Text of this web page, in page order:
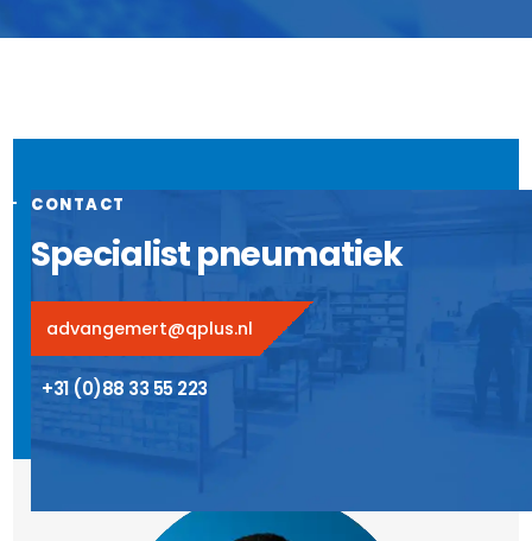
CONTACT
Specialist pneumatiek
advangemert@qplus.nl
+31 (0)88 33 55 223